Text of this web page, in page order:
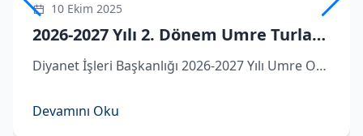
10 Ekim 2025
2026-2027 Yılı 2. Dönem Umre Turlarına Kayıtlar Başlıyor
Diyanet İşleri Başkanlığı 2026-2027 Yılı Umre Organizasyonu kapsamında ikinci dönem umre turlarına dair detaylar belli oldu.
Devamını Oku